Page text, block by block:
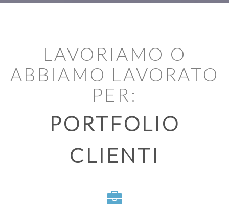
IDEE E PASSIONE
PROVACI! NON COSTA NULLA
LAVORIAMO O
ABBIAMO LAVORATO
PER:
PORTFOLIO
CLIENTI